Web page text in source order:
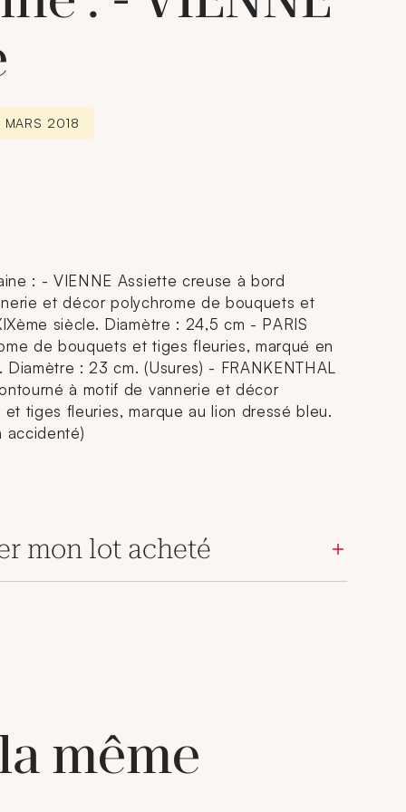
2018
: - VIENNE Assiette creuse à bord
et décor polychrome de bouquets et
siècle. Diamètre : 24,5 cm - PARIS
de bouquets et tiges fleuries, marqué en
Diamètre : 23 cm. (Usures) - FRANKENTHAL
à motif de vannerie et décor
tiges fleuries, marque au lion dressé bleu.
accidenté)
mon lot acheté
même